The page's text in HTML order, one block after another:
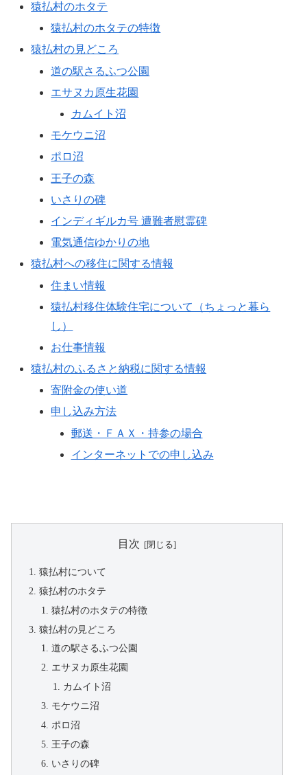
猿払村のホタテ
猿払村のホタテの特徴
猿払村の見どころ
道の駅さるふつ公園
エサヌカ原生花園
カムイト沼
モケウニ沼
ポロ沼
王子の森
いさりの碑
インディギルカ号 遭難者慰霊碑
電気通信ゆかりの地
猿払村への移住に関する情報
住まい情報
猿払村移住体験住宅について（ちょっと暮ら
し）
お仕事情報
猿払村のふるさと納税に関する情報
寄附金の使い道
申し込み方法
郵送・ＦＡＸ・持参の場合
インターネットでの申し込み
目次
猿払村について
猿払村のホタテ
猿払村のホタテの特徴
猿払村の見どころ
道の駅さるふつ公園
エサヌカ原生花園
カムイト沼
モケウニ沼
ポロ沼
王子の森
いさりの碑